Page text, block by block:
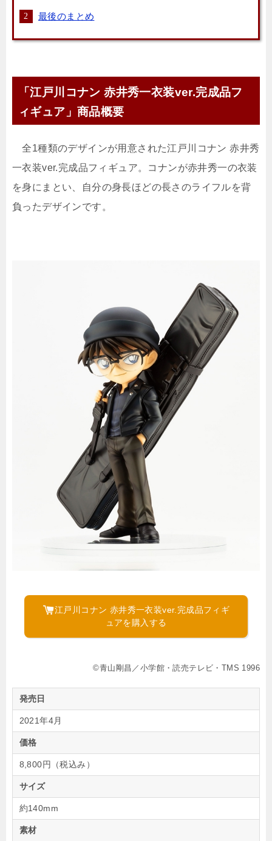
最後のまとめ
「江戸川コナン 赤井秀一衣装ver.完成品フ
ィギュア」商品概要
全1種類のデザインが用意された江戸川コナン 赤井秀
一衣装ver.完成品フィギュア。コナンが赤井秀一の衣装
を身にまとい、自分の身長ほどの長さのライフルを背
負ったデザインです。
江戸川コナン 赤井秀一衣装ver.完成品フィギ
ュアを購入する
©青山剛昌／小学館・読売テレビ・TMS 1996
発売日
2021年4月
価格
8,800円（税込み）
サイズ
約140mm
素材